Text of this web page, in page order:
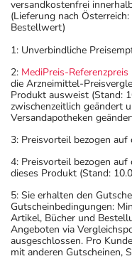
versandkostenfrei
(Lieferung nach
Bestellwert)
1: Unverbindliche
2: MediPreis-Referenzpreis
die Arzneimittel-
Produkt ausweist (Stand:
zwischenzeitlich geändert
Versandapotheken
3: Preisvorteil bezogen
4: Preisvorteil bezogen auf
dieses Produkt (Stand:
5: Sie erhalten den
Gutscheinbedingungen:
Artikel, Bücher und
Angeboten via
ausgeschlossen. Pro
mit anderen Gutscheinen,